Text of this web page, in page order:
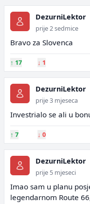
DezurniLektor
prije 2 sedmice
Bravo za Slovenca
↑ 17 ↓ 1
DezurniLektor
prije 3 mjeseca
Investrialo se ali u
↑ 7 ↓ 0
DezurniLektor
prije 5 mjeseci
Imao sam u planu
legendarnom Route